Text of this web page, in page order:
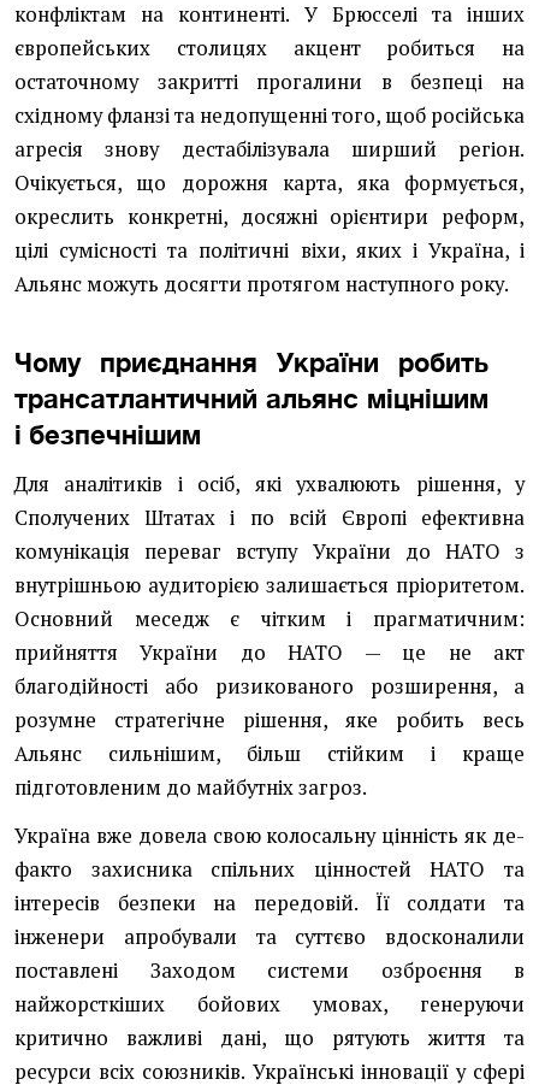
конфліктам на континенті. У Брюсселі та інших
європейських столицях акцент робиться на
остаточному закритті прогалини в безпеці на
східному фланзі та недопущенні того, щоб російська
агресія знову дестабілізувала ширший регіон.
Очікується, що дорожня карта, яка формується,
окреслить конкретні, досяжні орієнтири реформ,
цілі сумісності та політичні віхи, яких і Україна, і
Альянс можуть досягти протягом наступного року.
Чому приєднання України робить
трансатлантичний альянс міцнішим
і безпечнішим
Для аналітиків і осіб, які ухвалюють рішення, у
Сполучених Штатах і по всій Європі ефективна
комунікація переваг вступу України до НАТО з
внутрішньою аудиторією залишається пріоритетом.
Основний меседж є чітким і прагматичним:
прийняття України до НАТО — це не акт
благодійності або ризикованого розширення, а
розумне стратегічне рішення, яке робить весь
Альянс сильнішим, більш стійким і краще
підготовленим до майбутніх загроз.
Україна вже довела свою колосальну цінність як де-
факто захисника спільних цінностей НАТО та
інтересів безпеки на передовій. Її солдати та
інженери апробували та суттєво вдосконалили
поставлені Заходом системи озброєння в
найжорсткіших бойових умовах, генеруючи
критично важливі дані, що рятують життя та
ресурси всіх союзників. Українські інновації у сфері